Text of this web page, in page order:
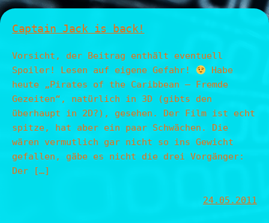
Captain Jack is back!
Vorsicht, der Beitrag enthält eventuell
Spoiler! Lesen auf eigene Gefahr!
Habe
heute „Pirates of the Caribbean – Fremde
Gezeiten“, natürlich in 3D (gibts den
überhaupt in 2D?), gesehen. Der Film ist echt
spitze, hat aber ein paar Schwächen. Die
wären vermutlich gar nicht so ins Gewicht
gefallen, gäbe es nicht die drei Vorgänger:
Der […]
24.05.2011